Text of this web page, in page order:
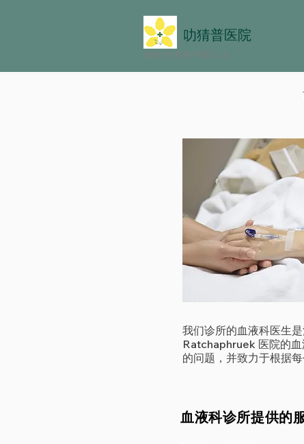
叻猜普医院
国际患者和外籍人士
我们诊所的血液科医生
Ratchaphruek 医院的
的问题，并致力于根据
血液科诊所提供的